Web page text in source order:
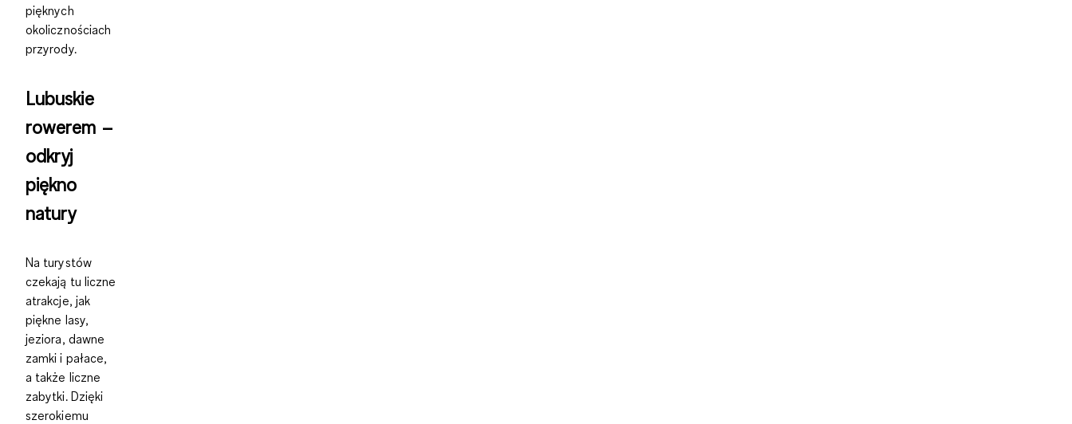
pięknych
okolicznościach
przyrody.
Lubuskie
rowerem –
odkryj
piękno
natury
Na turystów
czekają tu liczne
atrakcje, jak
piękne lasy,
jeziora, dawne
zamki i pałace,
a także liczne
zabytki. Dzięki
szerokiemu